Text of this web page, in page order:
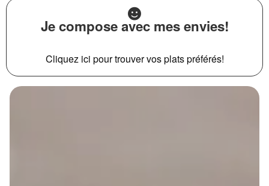
Je compose avec mes envies!
Cliquez ici pour trouver vos plats préférés!